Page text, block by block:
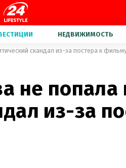
НЕДВИЖИМОСТЬ
скандал из-за постера к
не попала
из-за